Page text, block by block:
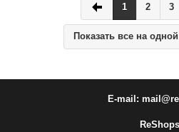
1 2 3
Показать все на
E-mail:
ReShops